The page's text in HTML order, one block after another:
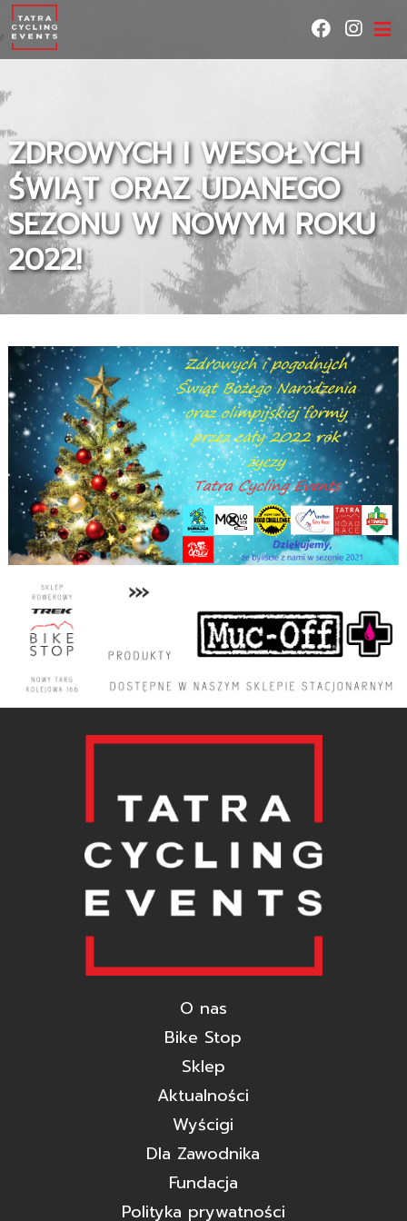
ZDROWYCH I WESOŁYCH
ŚWIĄT ORAZ UDANEGO
SEZONU W NOWYM ROKU
2022!
O nas
Bike Stop
Sklep
Aktualności
Wyścigi
Dla Zawodnika
Fundacja
Polityka prywatności